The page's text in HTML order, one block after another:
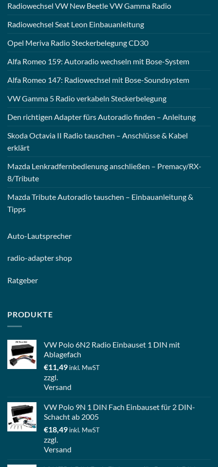
Radiowechsel VW New Beetle VW Gamma Radio
Radiowechsel Seat Leon Einbauanleitung
Opel Meriva Radio Steckerbelegung CD30
Alfa Romeo 159: Autoradio wechseln mit Bose-System
Alfa Romeo 147: Radiowechsel mit Bose-Soundsystem
VW Gamma 5 Radio verkabeln Steckerbelegung
Den richtigen Adapter fürs Autoradio finden – Anleitung
Skoda Octavia II Radio tauschen – Anschlüsse & Kabel
erklärt
Mazda Lenkradfernbedienung anschließen – Premacy/RX-
8/Tribute
Mazda Tribute Autoradio tauschen – Einbauanleitung &
Tipps
Auto-Lautsprecher
radio-adapter shop
Ratgeber
PRODUKTE
VW Polo 6N2 Radio Einbauset 1 DIN mit
Ablagefach
€11,49 inkl. MwST
zzgl.
Versand
VW Polo 9N 1 DIN Fach Einbauset für 2 DIN-
Schacht ab 2005
€18,49 inkl. MwST
zzgl.
Versand